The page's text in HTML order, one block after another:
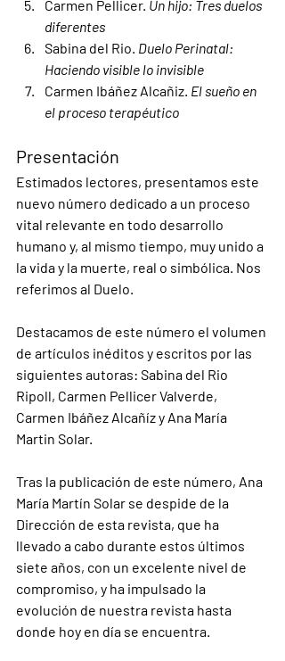
Carmen Pellicer. Un hijo: Tres duelos
diferentes
Sabina del Rio. Duelo Perinatal:
Haciendo visible lo invisible
Carmen Ibáñez Alcañiz. El sueño en
el proceso terapéutico
Presentación
Estimados lectores, presentamos este
nuevo número dedicado a un proceso
vital relevante en todo desarrollo
humano y, al mismo tiempo, muy unido a
la vida y la muerte, real o simbólica. Nos
referimos al Duelo.
Destacamos de este número el volumen
de artículos inéditos y escritos por las
siguientes autoras: Sabina del Rio
Ripoll, Carmen Pellicer Valverde,
Carmen Ibáñez Alcañíz y Ana María
Martin Solar.
Tras la publicación de este número, Ana
María Martín Solar se despide de la
Dirección de esta revista, que ha
llevado a cabo durante estos últimos
siete años, con un excelente nivel de
compromiso, y ha impulsado la
evolución de nuestra revista hasta
donde hoy en día se encuentra.